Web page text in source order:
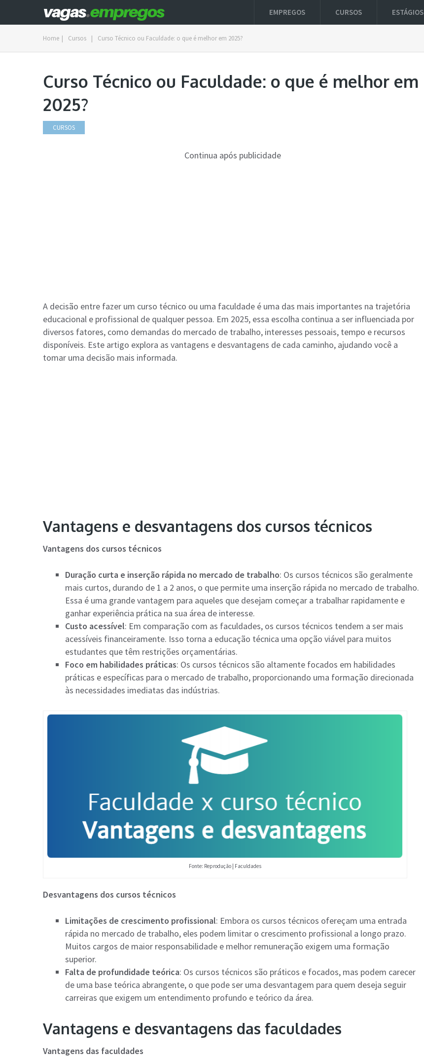
EMPREGOS CURSOS ESTÁGIOS
Home | Cursos | Curso Técnico ou Faculdade: o que é melhor em 2025?
Curso Técnico ou Faculdade: o que é melhor em
2025?
CURSOS
Continua após publicidade
A decisão entre fazer um curso técnico ou uma faculdade é uma das mais importantes na trajetória
educacional e profissional de qualquer pessoa. Em 2025, essa escolha continua a ser influenciada por
diversos fatores, como demandas do mercado de trabalho, interesses pessoais, tempo e recursos
disponíveis. Este artigo explora as vantagens e desvantagens de cada caminho, ajudando você a
tomar uma decisão mais informada.
Vantagens e desvantagens dos cursos técnicos
Vantagens dos cursos técnicos
Duração curta e inserção rápida no mercado de trabalho: Os cursos técnicos são geralmente
mais curtos, durando de 1 a 2 anos, o que permite uma inserção rápida no mercado de trabalho.
Essa é uma grande vantagem para aqueles que desejam começar a trabalhar rapidamente e
ganhar experiência prática na sua área de interesse.
Custo acessível: Em comparação com as faculdades, os cursos técnicos tendem a ser mais
acessíveis financeiramente. Isso torna a educação técnica uma opção viável para muitos
estudantes que têm restrições orçamentárias.
Foco em habilidades práticas: Os cursos técnicos são altamente focados em habilidades
práticas e específicas para o mercado de trabalho, proporcionando uma formação direcionada
às necessidades imediatas das indústrias.
Fonte: Reprodução | Faculdades
Desvantagens dos cursos técnicos
Limitações de crescimento profissional: Embora os cursos técnicos ofereçam uma entrada
rápida no mercado de trabalho, eles podem limitar o crescimento profissional a longo prazo.
Muitos cargos de maior responsabilidade e melhor remuneração exigem uma formação
superior.
Falta de profundidade teórica: Os cursos técnicos são práticos e focados, mas podem carecer
de uma base teórica abrangente, o que pode ser uma desvantagem para quem deseja seguir
carreiras que exigem um entendimento profundo e teórico da área.
Vantagens e desvantagens das faculdades
Vantagens das faculdades